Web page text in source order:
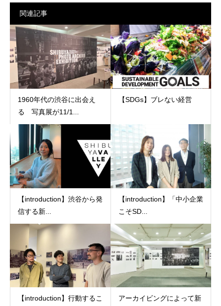
関連記事
1960年代の渋谷に出会え
る 写真展が11/1...
【SDGs】ブレない経営
【introduction】渋谷から発
信する新...
【introduction】「中小企業
こそSD...
【introduction】行動するこ
アーカイビングによって新